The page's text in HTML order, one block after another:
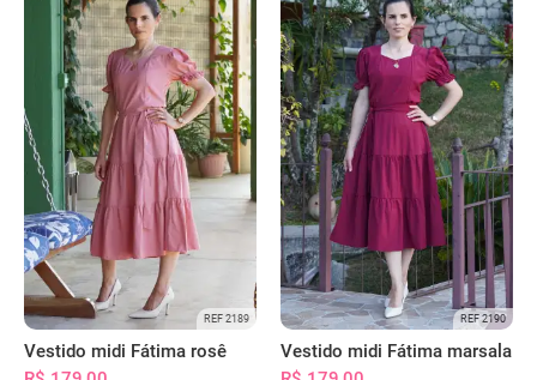
REF 2189
Vestido midi Fátima rosê
REF 2190
Vestido midi Fátima marsala